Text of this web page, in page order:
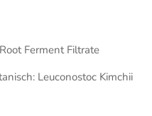
Ferment Filtrate
Leuconostoc Kimchii